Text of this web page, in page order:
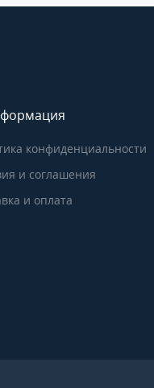
конфиденциальности
и соглашения
и оплата